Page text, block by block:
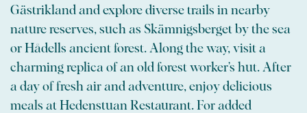
Gästrikland and explore diverse trails in nearby
nature reserves, such as Skämnigsberget by the sea
or Hådells ancient forest. Along the way, visit a
charming replica of an old forest worker’s hut. After
a day of fresh air and adventure, enjoy delicious
meals at Hedenstuan Restaurant. For added